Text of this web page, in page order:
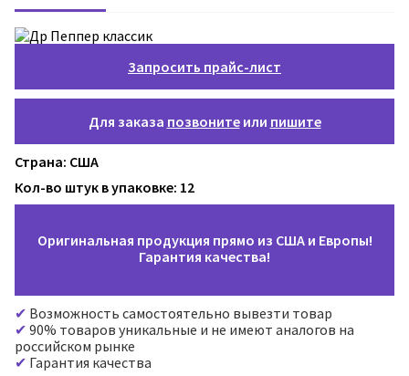
Запросить прайс-лист
Для заказа позвонитеили пишите
Страна: США
Кол-во штук в упаковке: 12
Оригинальная продукция прямо из США и Европы!
Гарантия качества!
Возможность самостоятельно вывезти товар
90% товаров уникальные и не имеют аналогов на
российском рынке
Гарантия качества